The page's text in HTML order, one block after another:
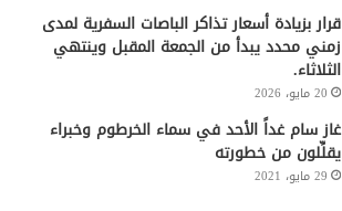
قرار بزيادة أسعار تذاكر الباصات السفرية لمدى
زمني محدد يبدأ من الجمعة المقبل وينتهي
الثلاثاء.
20 مايو، 2026
غاز سام غداً الأحد في سماء الخرطوم وخبراء
يقلِّلون من خطورته
29 مايو، 2021